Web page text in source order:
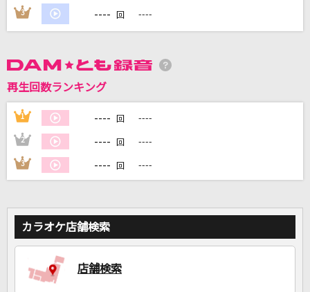
3 ---- 回 ----
再生回数ランキング
1 ---- 回 ----
2 ---- 回 ----
3 ---- 回 ----
カラオケ店舗検索
店舗検索